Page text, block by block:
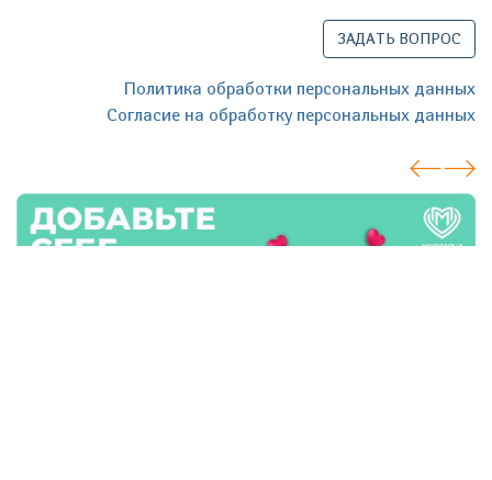
ЗАДАТЬ ВОПРОС
Политика обработки персональных данных
Согласие на обработку персональных данных